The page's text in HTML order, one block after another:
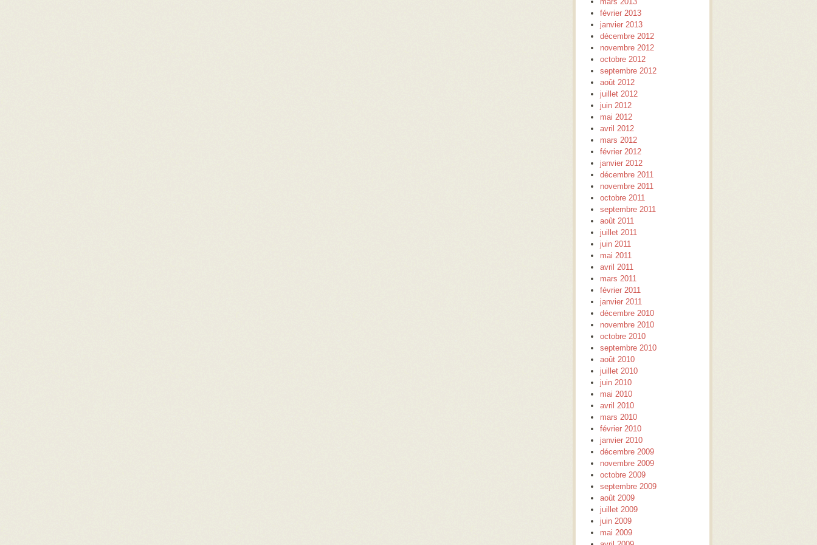
février 2013
janvier 2013
décembre 2012
novembre 2012
octobre 2012
septembre 2012
août 2012
juillet 2012
juin 2012
mai 2012
avril 2012
mars 2012
février 2012
janvier 2012
décembre 2011
novembre 2011
octobre 2011
septembre 2011
août 2011
juillet 2011
juin 2011
mai 2011
avril 2011
mars 2011
février 2011
janvier 2011
décembre 2010
novembre 2010
octobre 2010
septembre 2010
août 2010
juillet 2010
juin 2010
mai 2010
avril 2010
mars 2010
février 2010
janvier 2010
décembre 2009
novembre 2009
octobre 2009
septembre 2009
août 2009
juillet 2009
juin 2009
mai 2009